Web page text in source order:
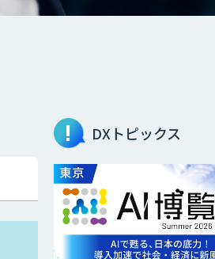
DXトピックス